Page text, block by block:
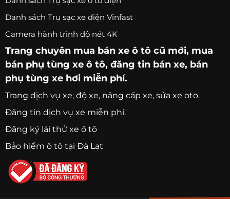
Danh sách Trụ sạc xe điện Vinfast
Camera hành trình độ nét 4K
Trang chuyên mua bán xe ô tô cũ mới, mua
bán phụ tùng xe ô tô, đăng tin bán xe, bán
phụ tùng xe hơi miễn phí.
Trang dịch vụ xe, độ xe, nâng cấp xe, sửa xe oto.
Đăng tin dịch vụ xe miễn phí.
Đăng ký lái thử xe ô tô
Bảo hiểm ô tô tại Đà Lạt